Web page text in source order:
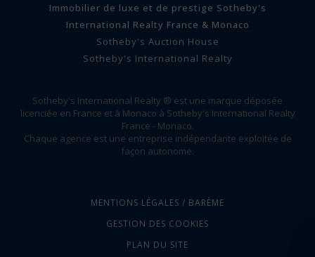
Immobilier de luxe et de prestige Sotheby's
International Realty France & Monaco
Sotheby's Auction House
Sotheby's International Realty
Sotheby's International Realty ® est une marque déposée
licenciée en France et à Monaco à Sotheby's International Realty
France - Monaco.
Chaque agence est une entreprise indépendante exploitée de
façon autonome.
MENTIONS LÉGALES / BARÈME
GESTION DES COOKIES
PLAN DU SITE